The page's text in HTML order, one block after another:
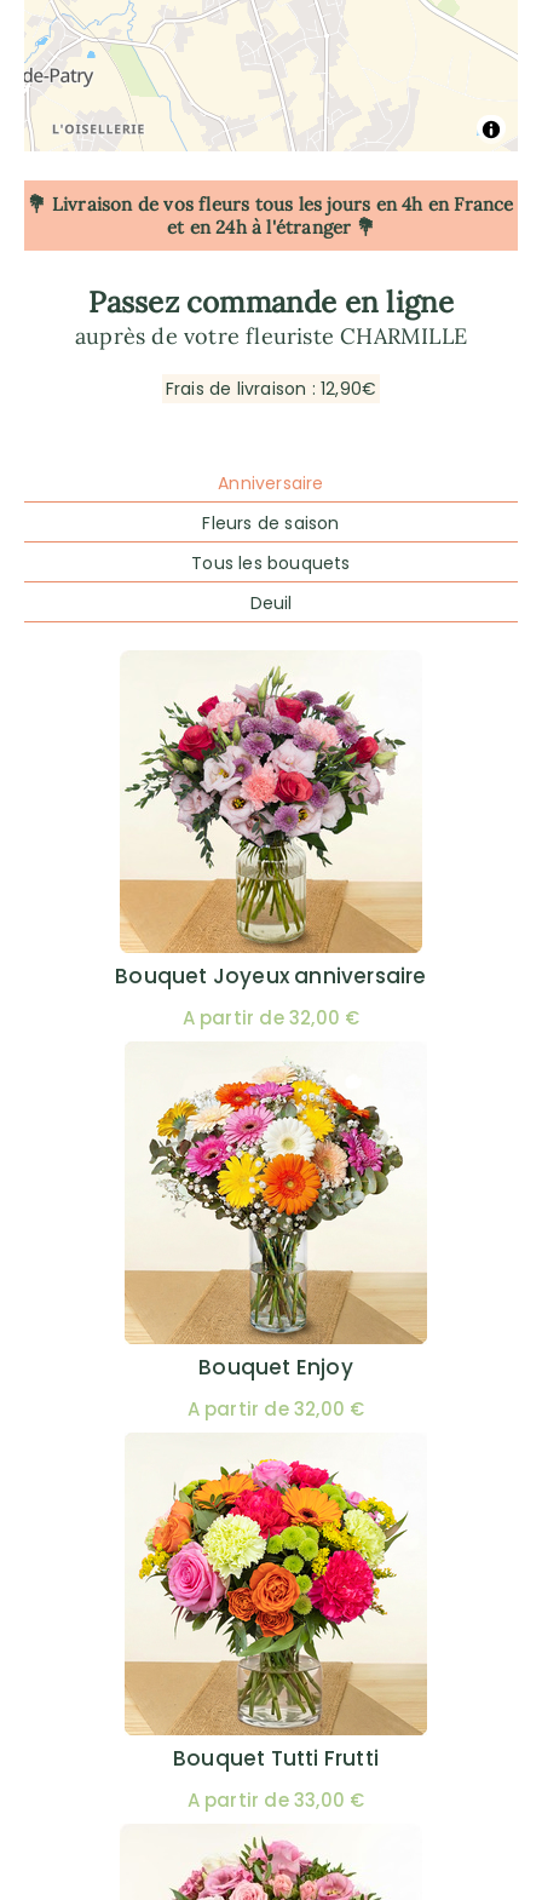
💐 Livraison de vos fleurs tous les jours en 4h en France
et en 24h à l'étranger 💐
Passez commande en ligne
auprès de votre fleuriste CHARMILLE
Frais de livraison : 12,90€
Anniversaire
Fleurs de saison
Tous les bouquets
Deuil
Bouquet Joyeux anniversaire
A partir de 32,00 €
Bouquet Enjoy
A partir de 32,00 €
Bouquet Tutti Frutti
A partir de 33,00 €